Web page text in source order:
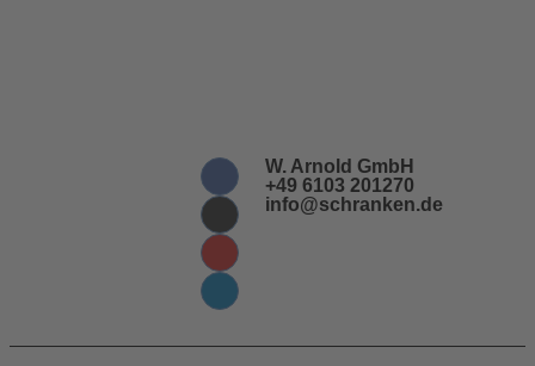
W. Arnold GmbH
+49 6103 201270
info@schranken.de